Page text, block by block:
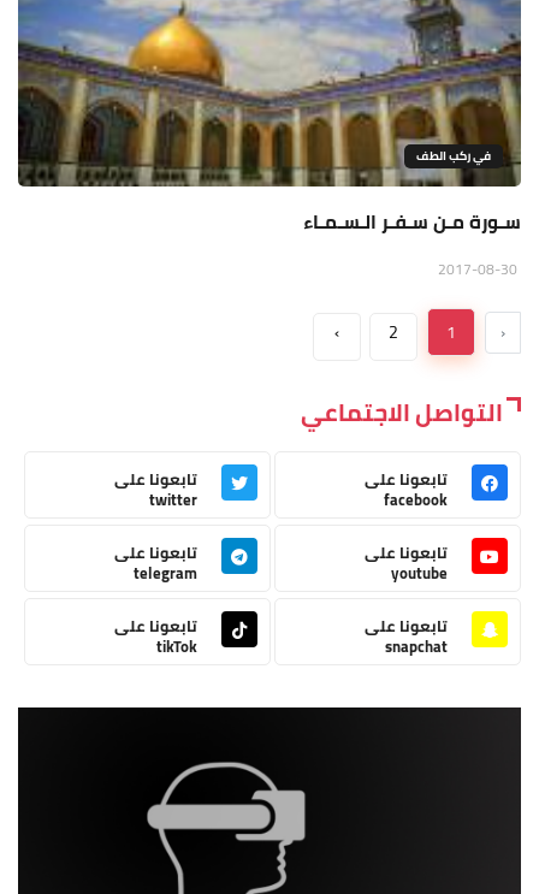
في ركب الطف
سـورة مـن سـفـر الـسـمـاء
‹
1
2
›
التواصل الاجتماعي
تابعونا على
facebook
تابعونا على
twitter
تابعونا على
youtube
تابعونا على
telegram
تابعونا على
snapchat
تابعونا على
tikTok